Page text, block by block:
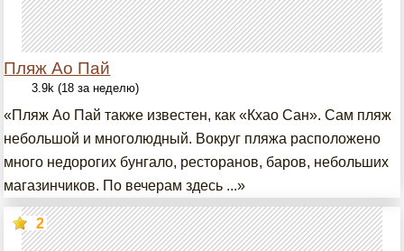
Пляж Ао Пай
3.9k (18 за неделю)
«Пляж Ао Пай также известен, как «Кхао Сан». Сам пляж
небольшой и многолюдный. Вокруг пляжа расположено
много недорогих бунгало, ресторанов, баров, небольших
магазинчиков. По вечерам здесь ...»
2